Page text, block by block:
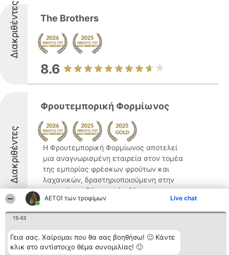
ΑΕΤΟΊ των τροφίμων Live chat
15:43
Γεια σας. Χαίρομαι που θα σας βοηθήσω! 🙂 Κάντε
κλικ στο αντίστοιχο θέμα συνομιλίας! 🙂
Διακριθέντες The Brothers
8.6
Διακριθέντες
Φρουτεμπορική Φορμίωνος
Η Φρουτεμπορική Φορμίωνος αποτελεί
μια αναγνωρισμένη εταιρεία στον τομέα
της εμπορίας φρέσκων φρούτων και
λαχανικών, δραστηριοποιούμενη στην
περιοχή του Βύρωνα. Διαθέτει
μακροχρόνια παρουσία στην τοπική αγορά
και έχει εδραιωθεί ως βασικό σημείο ...
9.2